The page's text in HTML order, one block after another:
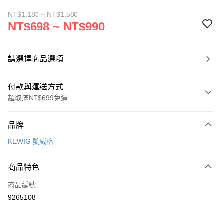
NT$1,180 ~ NT$1,580
NT$698 ~ NT$990
請選擇商品選項
付款與運送方式
超取滿NT$699免運
信用卡一次付款
3 期 0 利率 每期
合作金庫商業銀行
上海商業儲蓄銀行
超商取貨付款
LINE Pay
品牌
KEWIG 凱威格
商品特色
商品編號
9265108